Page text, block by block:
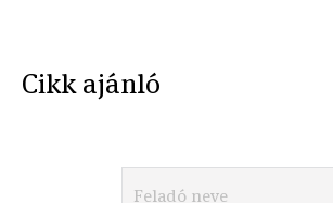
Cikk ajánló